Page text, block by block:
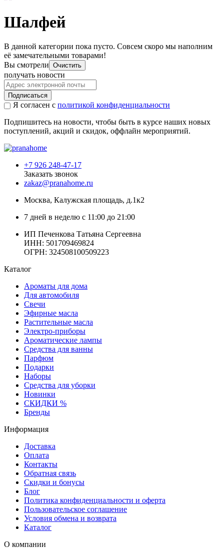
Шалфей
В данной категории пока пусто. Совсем скоро мы наполним
её замечательными товарами!
Вы смотрели Очистить
получать новости
Подписаться
Я согласен с политикой конфиденциальности
Подпишитесь на новости, чтобы быть в курсе наших новых
поступлений, акций и скидок, оффлайн мероприятий.
+7 926 248-47-17
Заказать звонок
zakaz@pranahome.ru
Москва, Калужская площадь, д.1к2
7 дней в неделю с 11:00 до 21:00
ИП Печенкова Татьяна Сергеевна
ИНН: 501709469824
ОГРН: 324508100509223
Каталог
Ароматы для дома
Для автомобиля
Свечи
Эфирные масла
Растительные масла
Электро-приборы
Ароматические лампы
Средства для ванны
Парфюм
Подарки
Наборы
Средства для уборки
Новинки
СКИДКИ %
Бренды
Информация
Доставка
Оплата
Контакты
Обратная связь
Скидки и бонусы
Блог
Политика конфиденциальности и оферта
Пользовательское соглашение
Условия обмена и возврата
Каталог
О компании